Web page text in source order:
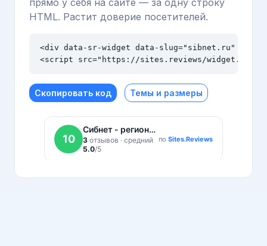
HTML. Растит доверие посетителей.
<div data-sr-widget data-slug="sibnet.ru" data-
<script src="https://sites.reviews/widget.js"
Скопировать код Темы и размеры